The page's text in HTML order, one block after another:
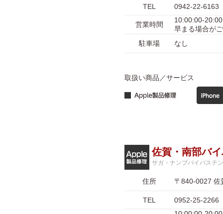
TEL 0942-22-6163
営業時間
10:00:00-
早まる場合が
駐車場
なし
取扱い商品／サービス
佐賀・南部バ
サガ・ナンブバイパステン
住所 〒840-0027 佐
TEL
0952-25-2266